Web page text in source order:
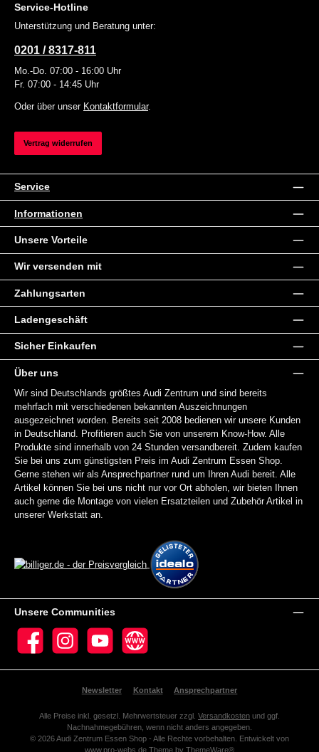
Service-Hotline
Unterstützung und Beratung unter:
0201 / 8317-811
Mo.-Do. 07:00 - 16:00 Uhr
Fr. 07:00 - 14:45 Uhr
Oder über unser Kontaktformular.
Vertrag widerrufen
Service
Informationen
Unsere Vorteile
Wir versenden mit
Zahlungsarten
Ladengeschäft
Sicher Einkaufen
Über uns
Wir sind Deutschlands größtes Audi Zentrum und sind bereits
mehrfach mit verschiedenen bekannten Auszeichnungen
ausgezeichnet worden. Bereits seit 2008 bedienen wir unsere Kunden
in Deutschland. Profitieren auch Sie von unserem Know-How. Alle
Produkte sind innerhalb von 24 Stunden versandbereit. Zudem kaufen
Sie bei uns zum günstigsten Preis im Audi Zentrum Essen Shop.
Gerne stehen wir als Ansprechpartner rund um Ihren Audi bereit. Alle
Artikel können Sie bei uns nicht nur vor Ort abholen, wir bieten Ihnen
auch gerne die Montage von vielen Ersatzteilen und Zubehör Artikel in
unserer Werkstatt an.
Unsere Communities
Facebook Instagram YouTube Website
Newsletter Kontakt Ansprechpartner
Alle Preise inkl. gesetzl. Mehrwertsteuer zzgl. Versandkosten und ggf.
Nachnahmegebühren, wenn nicht anders angegeben.
© 2026 Audi Zentrum Essen Shop - Alle Rechte vorbehalten. Entwickelt von
www.pro-webs.de Theme by ThemeWare®